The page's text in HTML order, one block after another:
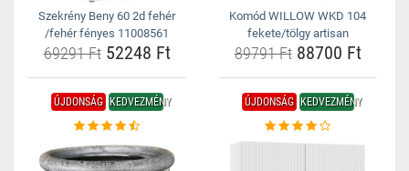
Szekrény Beny 60 2d fehér
/fehér fényes 11008561
69291 Ft52248 Ft
Komód WILLOW WKD 104
fekete/tölgy artisan
89791 Ft88700 Ft
ÚJDONSÁG KEDVEZMÉNY ÚJDONSÁG KEDVEZMÉNY